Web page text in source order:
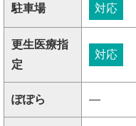
駐車場 対応
更生医療指
定
対応
ぽぽら ―